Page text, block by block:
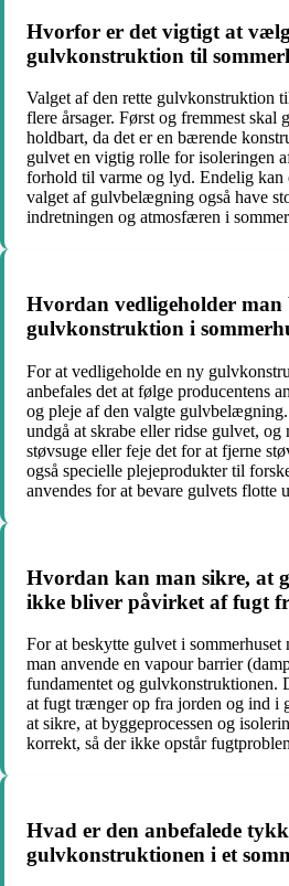
Hvorfor er det vigtigt at
gulvkonstruktion til
Valget af den rette gulvkonstruktion
flere årsager. Først og fremmest skal
holdbart, da det er en bærende
gulvet en vigtig rolle for isoleringen
forhold til varme og lyd. Endelig kan
valget af gulvbelægning også have
indretningen og atmosfæren i
Hvordan vedligeholder man
gulvkonstruktion i
For at vedligeholde en ny
anbefales det at følge producentens
og pleje af den valgte
undgå at skrabe eller ridse gulvet,
støvsuge eller feje det for at fjerne
også specielle plejeprodukter til
anvendes for at bevare gulvets flotte
Hvordan kan man sikre, at
ikke bliver påvirket af fugt
For at beskytte gulvet i
man anvende en vapour barrier
fundamentet og gulvkonstruktionen.
at fugt trænger op fra jorden og ind i
at sikre, at byggeprocessen og
korrekt, så der ikke opstår
Hvad er den anbefalede
gulvkonstruktionen i et